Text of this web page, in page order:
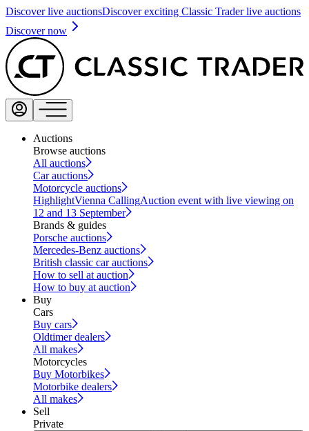
Discover live auctionsDiscover exciting Classic Trader live auctions
Discover now
Auctions
Browse auctions
All auctions
Car auctions
Motorcycle auctions
HighlightVienna CallingAuction event with live viewing on
12 and 13 September
Brands & guides
Porsche auctions
Mercedes-Benz auctions
British classic car auctions
How to sell at auction
How to buy at auction
Buy
Cars
Buy cars
Oldtimer dealers
All makes
Motorcycles
Buy Motorbikes
Motorbike dealers
All makes
Sell
Private